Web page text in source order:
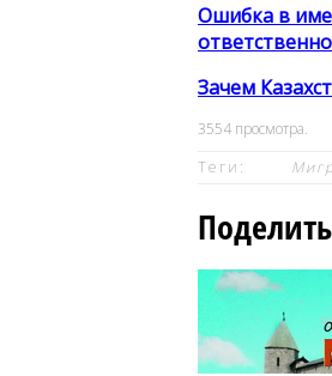
Ошибка в
Зачем
3554 просмотра.
Теги: